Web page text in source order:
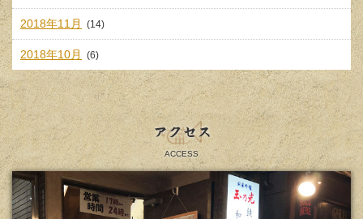
2018年11月 (14)
2018年10月 (6)
アクセス
ACCESS